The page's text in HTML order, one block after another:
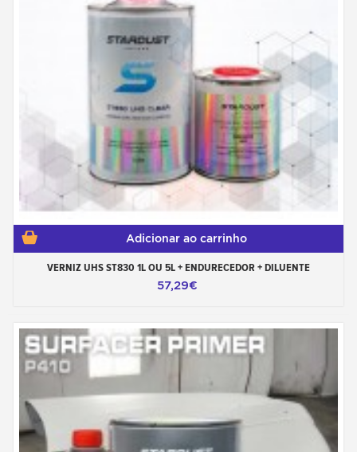
Adicionar ao carrinho
VERNIZ UHS ST830 1L OU 5L + ENDURECEDOR + DILUENTE
57,29€